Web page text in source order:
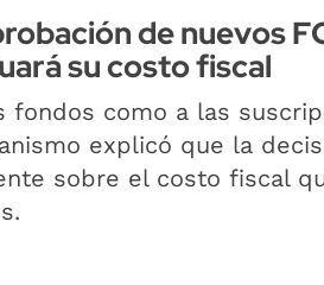
de nuevos
su costo fiscal
fondos como a las
explicó que la
sobre el costo fiscal